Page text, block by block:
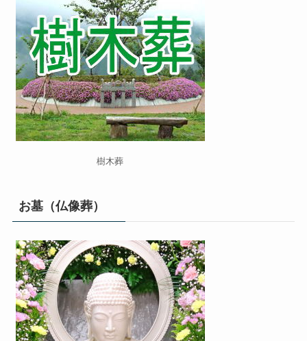
樹木葬
お墓（仏像葬）